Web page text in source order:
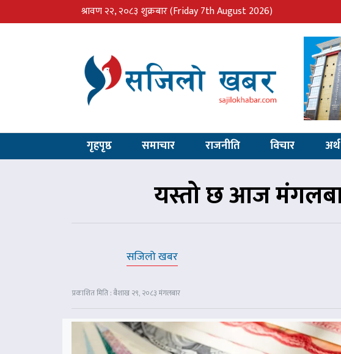
श्रावण २२, २०८३ शुक्रबार(Friday 7th August 2026)
गृहपृष्ठ समाचार राजनीति विचार अर्थ
यस्तो छ आज
सजिलो खबर
प्रकाशित मिति : बैशाख २९, २०८३ मंगलबार